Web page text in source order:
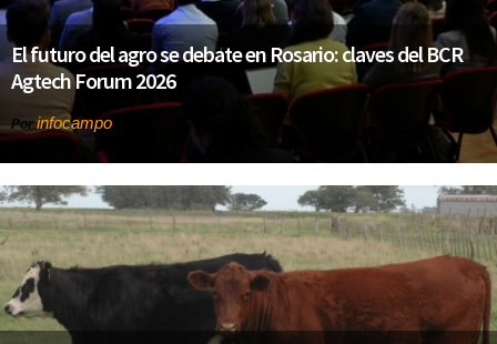
El futuro del agro se debate en Rosario: claves del BCR
Agtech Forum 2026
Por infocampo